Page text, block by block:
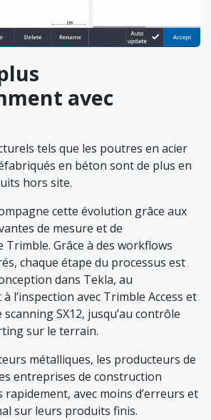
avec
tels que les poutres en acier
en béton sont de plus en
hors site.
cette évolution grâce aux
de mesure et de
Grâce à des workflows
chaque étape du processus est
dans Tekla, au
l’inspection avec Trimble Access et
SX12, jusqu’au contrôle
sur le terrain.
métalliques, les producteurs de
entreprises de construction
avec moins d’erreurs et
sur leurs produits finis.